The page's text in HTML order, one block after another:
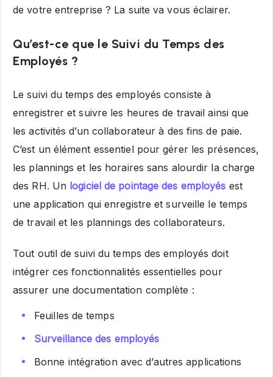
de votre entreprise ? La suite va vous éclairer.
Qu’est-ce que le Suivi du Temps des
Employés ?
Le suivi du temps des employés consiste à
enregistrer et suivre les heures de travail ainsi que
les activités d’un collaborateur à des fins de paie.
C’est un élément essentiel pour gérer les présences,
les plannings et les horaires sans alourdir la charge
des RH. Un logiciel de pointage des employés est
une application qui enregistre et surveille le temps
de travail et les plannings des collaborateurs.
Tout outil de suivi du temps des employés doit
intégrer ces fonctionnalités essentielles pour
assurer une documentation complète :
Feuilles de temps
Surveillance des employés
Bonne intégration avec d’autres applications